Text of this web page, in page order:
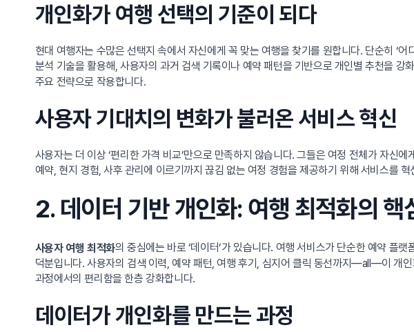
개인화가 여행 선택의 기준이 되다
현대 여행자는 수많은 선택지 속에서 자신에게 꼭 맞는 여행을 찾기를 원합니다. 단순히 ‘
분석 기술을 활용해, 사용자의 과거 검색 기록이나 예약 패턴을 기반으로 개인별 추천을 강
주요 전략으로 작용합니다.
사용자 기대치의 변화가 불러온 서비스 혁신
사용자는 더 이상 ‘편리한 가격 비교’만으로 만족하지 않습니다. 그들은 여정 전체가 자신
예약, 현지 경험, 사후 관리에 이르기까지 끊김 없는 여정 경험을 제공하기 위해 서비스를
2. 데이터 기반 개인화: 여행 최적화의 핵
사용자 여행 최적화의 중심에는 바로 ‘데이터’가 있습니다. 여행 서비스가 단순한 예약 플
덕분입니다. 사용자의 검색 이력, 예약 패턴, 여행 후기, 심지어 클릭 동선까지—all—이 개
과정에서의 편리함을 한층 강화합니다.
데이터가 개인화를 만드는 과정